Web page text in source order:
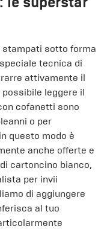
sotto forma
tecnica di
attivamente il
leggere il
cofanetti sono
o per
questo modo è
anche offerte e
cartoncino bianco,
per invii
di aggiungere
al tuo